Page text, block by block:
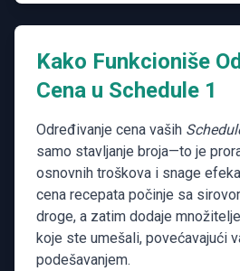
Kako Funkcioniše
Cena u Schedule 1
Određivanje cena vaših
samo stavljanje broja—to je
osnovnih troškova i snage
cena recepata počinje sa
droge, a zatim dodaje
koje ste umešali, povećavajući
podešavanjem.